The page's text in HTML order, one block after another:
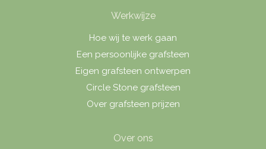
Werkwijze
Hoe wij te werk gaan
Een persoonlijke grafsteen
Eigen grafsteen ontwerpen
Circle Stone grafsteen
Over grafsteen prijzen
Over ons